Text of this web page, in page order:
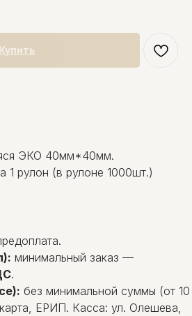
Купить
ЭКО 40мм*40мм.
1 рулон (в рулоне 1000шт.)
минимальный заказ —
.
без минимальной суммы (от 10
ЕРИП. Касса: ул. Олешева,